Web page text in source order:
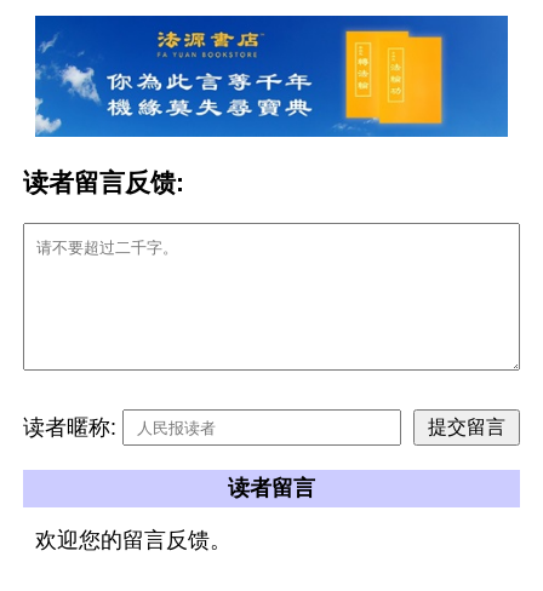
读者留言反馈:
读者暱称:
读者留言
欢迎您的留言反馈。